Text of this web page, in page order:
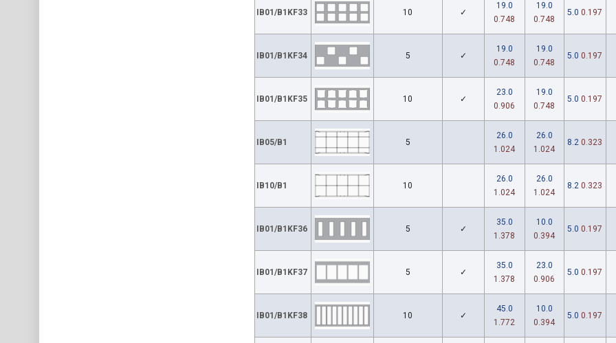
IB01/B1KF33 10 ✓
19.0
0.748
19.0
0.748
5.0 0.197
IB01/B1KF34 5 ✓
19.0
0.748
19.0
0.748
5.0 0.197
IB01/B1KF35 10 ✓
23.0
0.906
19.0
0.748
5.0 0.197
IB05/B1 5
26.0
1.024
26.0
1.024
8.2 0.323
IB10/B1 10
26.0
1.024
26.0
1.024
8.2 0.323
IB01/B1KF36 5 ✓
35.0
1.378
10.0
0.394
5.0 0.197
IB01/B1KF37 5 ✓
35.0
1.378
23.0
0.906
5.0 0.197
IB01/B1KF38 10 ✓
45.0
1.772
10.0
0.394
5.0 0.197